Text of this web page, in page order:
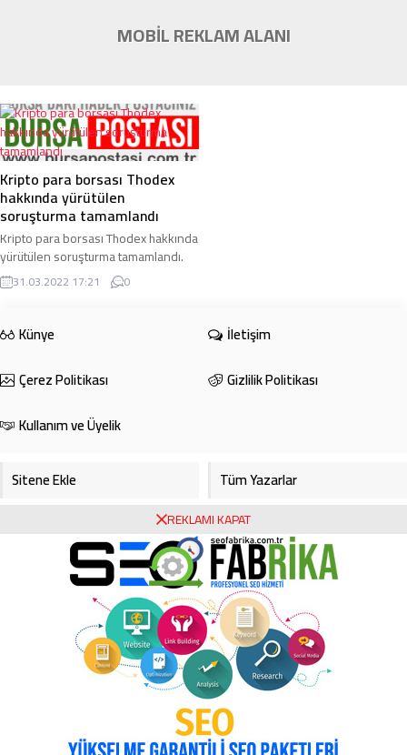
MOBİL REKLAM ALANI
Kripto para borsası Thodex
hakkında yürütülen
soruşturma tamamlandı
Kripto para borsası Thodex hakkında
yürütülen soruşturma tamamlandı.
Savcılık, sistemin kurucusu firari
Faruk Fatih Özer’in de aralarında ...
31.03.2022 17:21 0
Künye
İletişim
Çerez Politikası
Gizlilik Politikası
Kullanım ve Üyelik
Sitene Ekle
Tüm Yazarlar
Foto Galeri
Video Galeri
Bursa Haberleri
Bursa Hava Durumu
Bursaspor
Ekonomi
Köşe Yazarları
REKLAMI KAPAT